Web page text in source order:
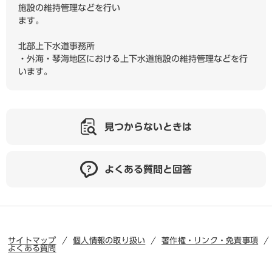
施設の維持管理などを行い
ます。
北部上下水道事務所
・外海・琴海地区における上下水道施設の維持管理などを行
います。
見つからないときは
よくある質問と回答
サイトマップ 個人情報の取り扱い
著作権・リンク・免責事項
よくある質問